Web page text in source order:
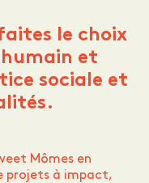
le choix
et
sociale et
Mômes en
projets à impact,